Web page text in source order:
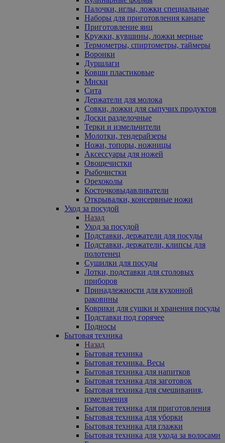
Палочки, иглы, ложки специальные
Наборы для приготовления канапе
Приготовление яиц
Кружки, кувшины, ложки мерные
Термометры, спиртометры, таймеры
Воронки
Дуршлаги
Ковши пластиковые
Миски
Сита
Держатели для молока
Совки, ложки для сыпучих продуктов
Доски разделочные
Терки и измельчители
Молотки, тендерайзеры
Ножи, топоры, ножницы
Аксессуары для ножей
Овощечистки
Рыбочистки
Орехоколы
Косточковыдавливатели
Открывалки, консервные ножи
Уход за посудой
Назад
Уход за посудой
Подставки, держатели для посуды
Подставки, держатели, клипсы для
полотенец
Сушилки для посуды
Лотки, подставки для столовых
приборов
Принадлежности для кухонной
раковины
Коврики для сушки и хранения посуды
Подставки под горячее
Подносы
Бытовая техника
Назад
Бытовая техника
Бытовая техника. Весы
Бытовая техника для напитков
Бытовая техника для заготовок
Бытовая техника для смешивания,
измельчения
Бытовая техника для приготовления
Бытовая техника для уборки
Бытовая техника для глажки
Бытовая техника для ухода за волосами